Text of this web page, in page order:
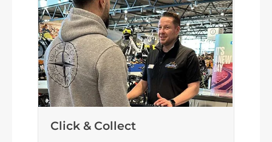
Click & Collect